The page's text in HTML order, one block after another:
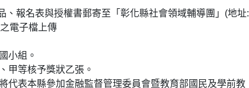
報名表與授權書郵寄至「彰化縣社會領域輔導團」(地址:
電子檔上傳
小組。
甲等核予獎狀乙張。
代表本縣參加金融監督管理委員會暨教育部國民及學前教